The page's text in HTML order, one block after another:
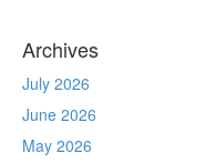
Archives
July 2026
June 2026
May 2026